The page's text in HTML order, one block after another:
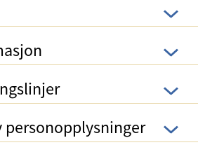
personopplysninger